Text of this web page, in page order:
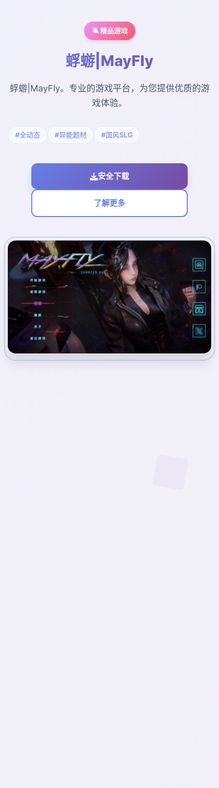
🔕 精品游戏
蜉蝣|MayFly
蜉蝣|MayFly。专业的游戏平台，为您提供优质的游
戏体验。
#全动态 #异能题材 #国风SLG
安全下载
了解更多